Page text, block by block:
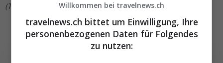
(TN)
Willkommen bei travelnews.ch
travelnews.ch bittet um Einwilligung, Ihre
personenbezogenen Daten für Folgendes
zu nutzen: